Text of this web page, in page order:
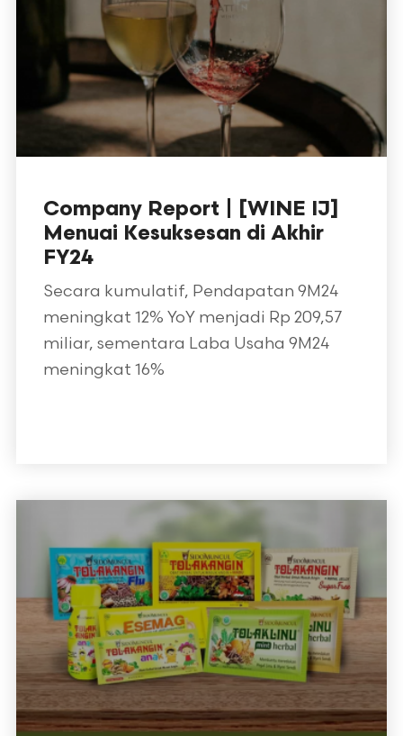
Company Report | [WINE IJ]
Menuai Kesuksesan di Akhir
FY24
Secara kumulatif, Pendapatan 9M24
meningkat 12% YoY menjadi Rp 209,57
miliar, sementara Laba Usaha 9M24
meningkat 16%